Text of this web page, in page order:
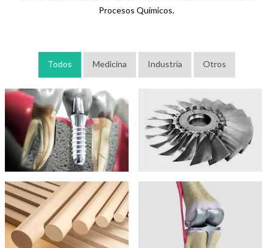
Procesos Químicos.
Todos Medicina Industria Otros